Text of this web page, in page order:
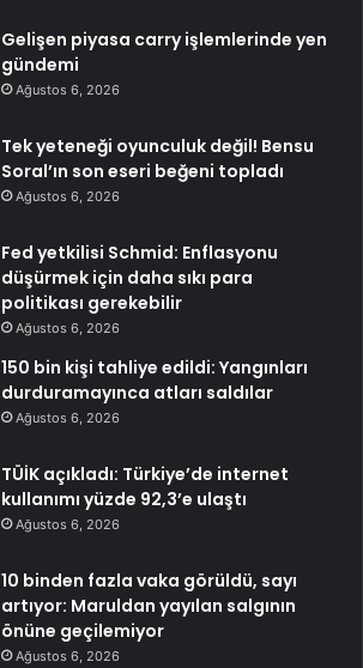
Gelişen piyasa carry işlemlerinde yen
gündemi
Ağustos 6, 2026
Tek yeteneği oyunculuk değil! Bensu
Soral’ın son eseri beğeni topladı
Ağustos 6, 2026
Fed yetkilisi Schmid: Enflasyonu
düşürmek için daha sıkı para
politikası gerekebilir
Ağustos 6, 2026
150 bin kişi tahliye edildi: Yangınları
durduramayınca atları saldılar
Ağustos 6, 2026
TÜİK açıkladı: Türkiye’de internet
kullanımı yüzde 92,3’e ulaştı
Ağustos 6, 2026
10 binden fazla vaka görüldü, sayı
artıyor: Maruldan yayılan salgının
önüne geçilemiyor
Ağustos 6, 2026